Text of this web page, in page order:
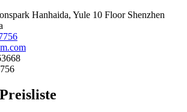
Hanhaida, Yule 10 Floor Shenzhen